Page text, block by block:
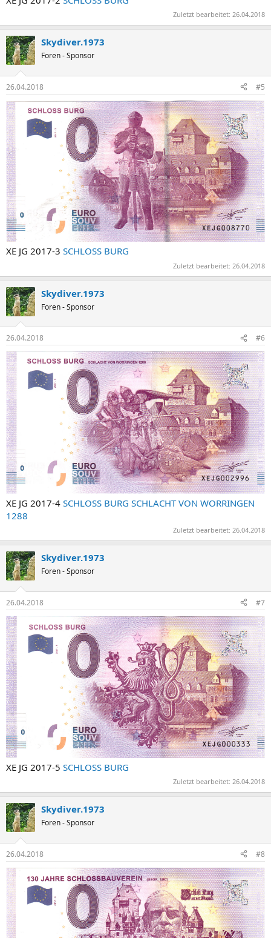
Zuletzt bearbeitet: 26.04.2018
Skydiver.1973
Foren - Sponsor
26.04.2018 #5
XE JG 2017-3 SCHLOSS BURG
Zuletzt bearbeitet: 26.04.2018
Skydiver.1973
Foren - Sponsor
26.04.2018 #6
XE JG 2017-4 SCHLOSS BURG SCHLACHT VON WORRINGEN
1288
Zuletzt bearbeitet: 26.04.2018
Skydiver.1973
Foren - Sponsor
26.04.2018 #7
XE JG 2017-5 SCHLOSS BURG
Zuletzt bearbeitet: 26.04.2018
Skydiver.1973
Foren - Sponsor
26.04.2018 #8